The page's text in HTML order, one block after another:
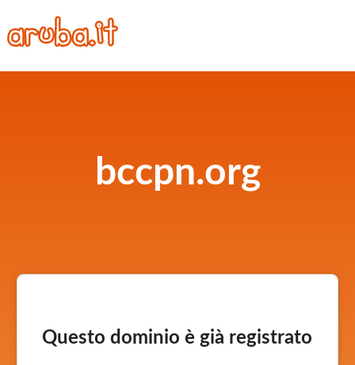
bccpn.org
Questo dominio è già registrato